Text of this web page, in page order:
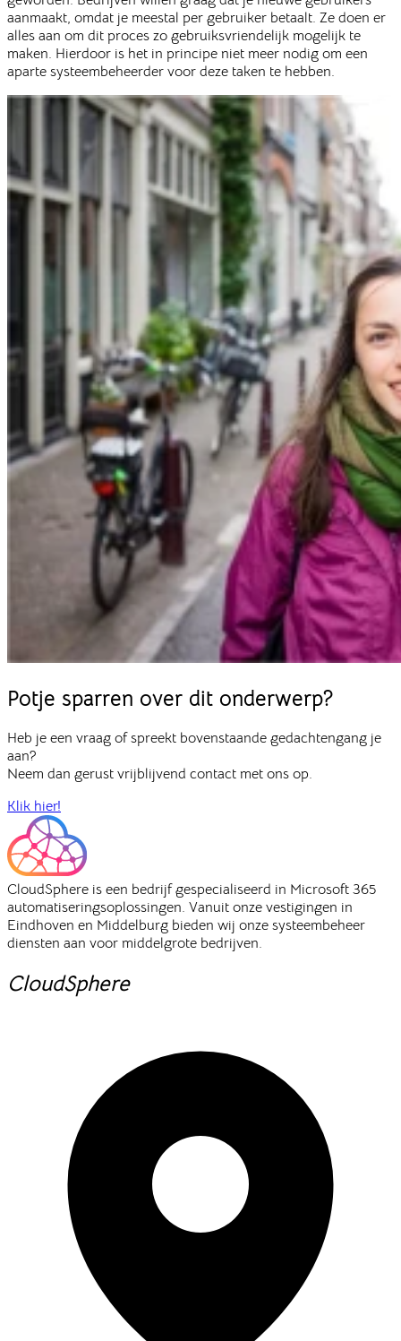
aanmaakt, omdat je meestal per gebruiker betaalt. Ze doen er
alles aan om dit proces zo gebruiksvriendelijk mogelijk te
maken. Hierdoor is het in principe niet meer nodig om een
aparte systeembeheerder voor deze taken te hebben.
Potje sparren over dit onderwerp?
Heb je een vraag of spreekt bovenstaande gedachtengang je
aan?
Neem dan gerust vrijblijvend contact met ons op.
Klik hier!
CloudSphere is een bedrijf gespecialiseerd in Microsoft 365
automatiseringsoplossingen. Vanuit onze vestigingen in
Eindhoven en Middelburg bieden wij onze systeembeheer
diensten aan voor middelgrote bedrijven.
CloudSphere